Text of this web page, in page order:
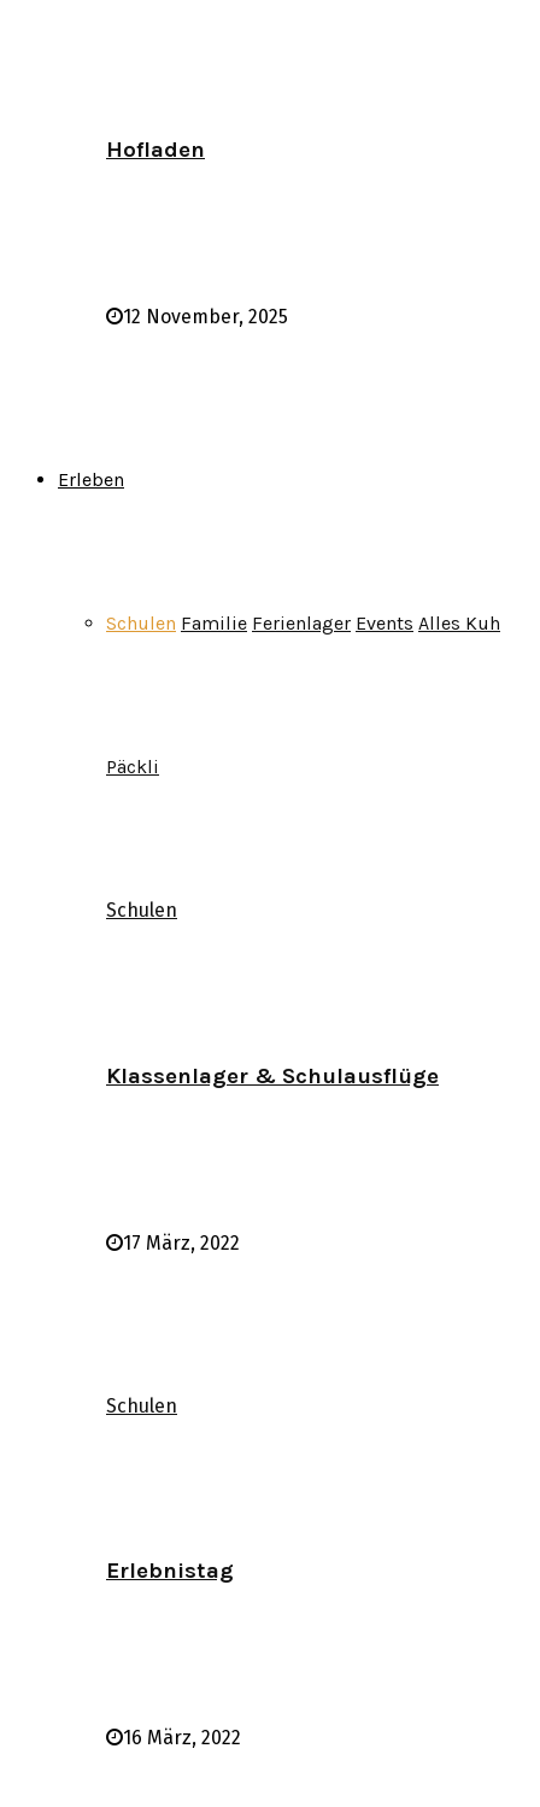
Hofladen
12 November, 2025
Erleben
Schulen Familie Ferienlager Events Alles Kuh
Päckli
Schulen
Klassenlager & Schulausflüge
17 März, 2022
Schulen
Erlebnistag
16 März, 2022